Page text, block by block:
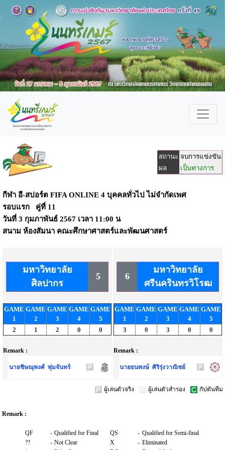
สถานะ จบการแข่งขัน
ผล
เป็นทางการ
กีฬา อี-สปอร์ต FIFA ONLINE 4 บุคคลทั่วไป ไม่จำกัดเพศ
รอบแรก คู่ที่ 11
วันที่ 3 กุมภาพันธ์ 2567 เวลา 11:00 น
สนาม ห้องสัมนา คณะศึกษาศาสตร์และพัฒนศาสตร์
มหาวิทยาลัย
ศิลปากร
5
GAME
1
GAME
2
GAME
3
GAME
4
GAME
5
2
1 2 0 0
Remark :
นายชิษณุพงศ์ พุ่มจันทร์
6
มหาวิทยาลัย
ศรีนครินทรวิโรฒ
GAME
1
GAME
2
GAME
3
GAME
4
GAME
5
3
0 3 0 0
Remark :
นายธนพงษ์ ศิริรุ่งวาณิชย์
ผู้เล่นตัวจริง ผู้เล่นตัวสำรอง กัปตันทีม
Remark :
QF - Qualified for Final QS - Qualified for Semi-final
??
- Not Clear X - Eliminated